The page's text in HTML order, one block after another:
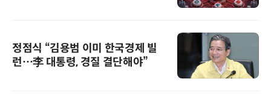
정점식 “김용범 이미 한국경제 빌
런…李 대통령, 경질 결단해야”